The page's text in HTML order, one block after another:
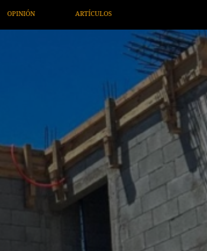
ARTE / ENTRETENIMIENTO